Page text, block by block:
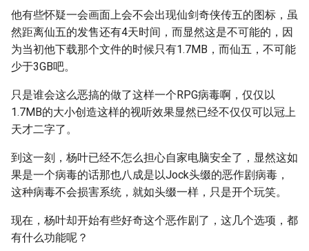
他有些怀疑一会画面上会不会出现仙剑奇侠传五的图标，虽
然距离仙五的发售还有4天时间，而显然这是不可能的，因
为当初他下载那个文件的时候只有1.7MB，而仙五，不可能
少于3GB吧。
只是谁会这么恶搞的做了这样一个RPG病毒啊，仅仅以
1.7MB的大小创造这样的视听效果显然已经不仅仅可以冠上
天才二字了。
到这一刻，杨叶已经不怎么担心自家电脑安全了，显然这如
果是一个病毒的话那也八成是以Jock头缀的恶作剧病毒，
这种病毒不会损害系统，就如头缀一样，只是开个玩笑。
现在，杨叶却开始有些好奇这个恶作剧了，这几个选项，都
有什么功能呢？